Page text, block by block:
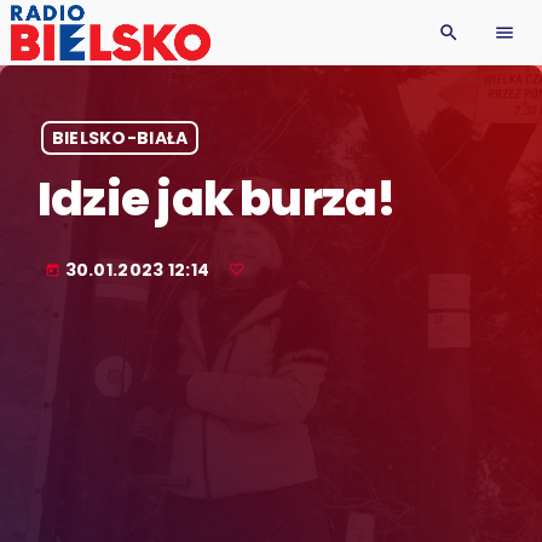
search menu
BIELSKO-BIAŁA
Idzie jak burza!
today 30.01.2023 12:14